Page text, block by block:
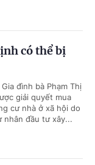
có thể bị
đình bà Phạm Thị
giải quyết mua
cư nhà ở xã hội do
nhân đầu tư xây...